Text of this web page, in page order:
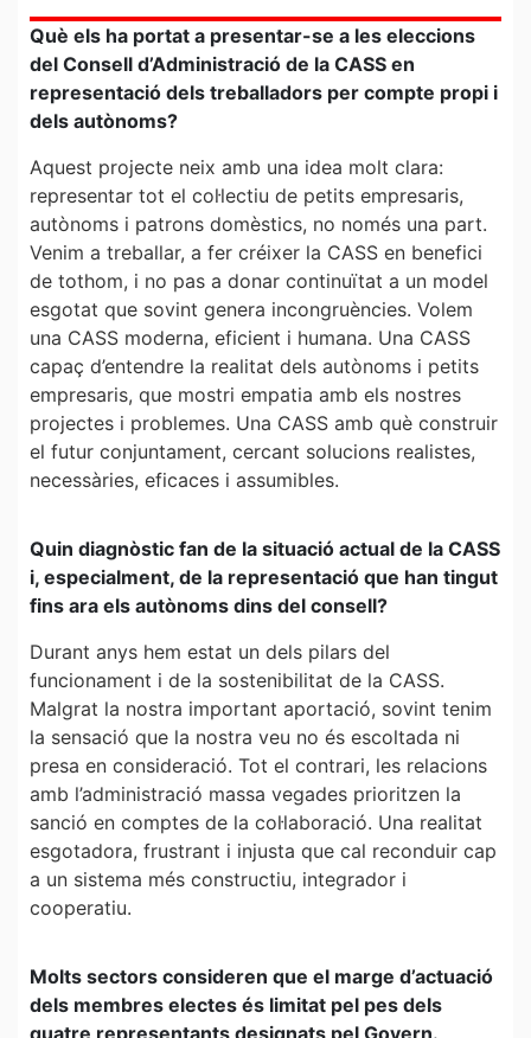
Què els ha portat a presentar-se a les eleccions
del Consell d’Administració de la CASS en
representació dels treballadors per compte propi i
dels autònoms?
Aquest projecte neix amb una idea molt clara:
representar tot el col·lectiu de petits empresaris,
autònoms i patrons domèstics, no només una part.
Venim a treballar, a fer créixer la CASS en benefici
de tothom, i no pas a donar continuïtat a un model
esgotat que sovint genera incongruències. Volem
una CASS moderna, eficient i humana. Una CASS
capaç d’entendre la realitat dels autònoms i petits
empresaris, que mostri empatia amb els nostres
projectes i problemes. Una CASS amb què construir
el futur conjuntament, cercant solucions realistes,
necessàries, eficaces i assumibles.
Quin diagnòstic fan de la situació actual de la CASS
i, especialment, de la representació que han tingut
fins ara els autònoms dins del consell?
Durant anys hem estat un dels pilars del
funcionament i de la sostenibilitat de la CASS.
Malgrat la nostra important aportació, sovint tenim
la sensació que la nostra veu no és escoltada ni
presa en consideració. Tot el contrari, les relacions
amb l’administració massa vegades prioritzen la
sanció en comptes de la col·laboració. Una realitat
esgotadora, frustrant i injusta que cal reconduir cap
a un sistema més constructiu, integrador i
cooperatiu.
Molts sectors consideren que el marge d’actuació
dels membres electes és limitat pel pes dels
quatre representants designats pel Govern.